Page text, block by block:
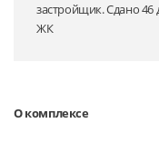
застройщик. Сдано 46
ЖК
О комплексе